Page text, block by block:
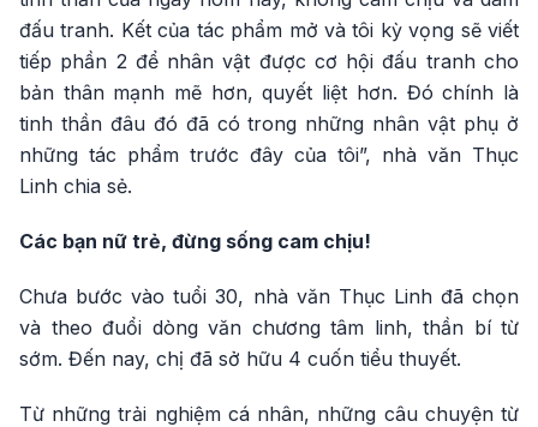
đấu tranh. Kết của tác phẩm mở và tôi kỳ vọng sẽ viết
tiếp phần 2 để nhân vật được cơ hội đấu tranh cho
bản thân mạnh mẽ hơn, quyết liệt hơn. Đó chính là
tinh thần đâu đó đã có trong những nhân vật phụ ở
những tác phẩm trước đây của tôi”, nhà văn Thục
Linh chia sẻ.
Các bạn nữ trẻ, đừng sống cam chịu!
Chưa bước vào tuổi 30, nhà văn Thục Linh đã chọn
và theo đuổi dòng văn chương tâm linh, thần bí từ
sớm. Đến nay, chị đã sở hữu 4 cuốn tiểu thuyết.
Từ những trải nghiệm cá nhân, những câu chuyện từ